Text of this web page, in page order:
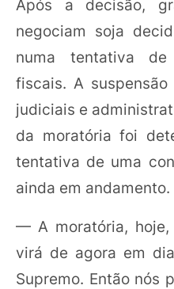
Após a decisão,
negociam soja
numa tentativa de
fiscais. A
judiciais e
da moratória foi
tentativa de uma
ainda em andamento.
— A moratória, hoje,
virá de agora em
Supremo. Então nós